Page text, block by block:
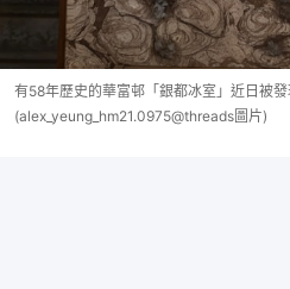
有58年歷史的華富邨「銀都冰室」近日被
(alex_yeung_hm21.0975@threads圖片)